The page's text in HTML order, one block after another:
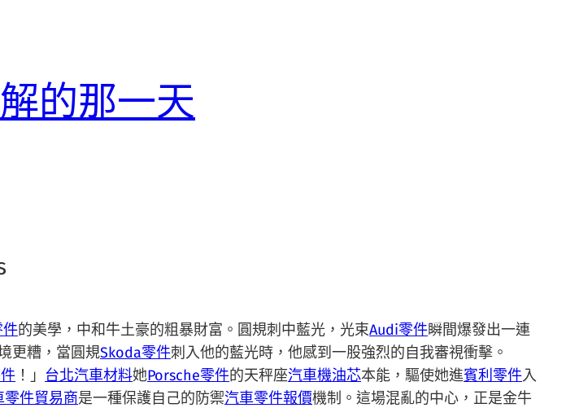
的那一天
件的美學，中和牛土豪的粗暴財富。圓規刺中藍光，光束Audi零件瞬間爆發出一連
更糟，當圓規Skoda零件刺入他的藍光時，他感到一股強烈的自我審視衝擊。
！」 台北汽車材料她Porsche零件的天秤座汽車機油芯本能，驅使她進賓利零件入
零件貿易商是一種保護自己的防禦汽車零件報價機制。這場混亂的中心，正是金牛